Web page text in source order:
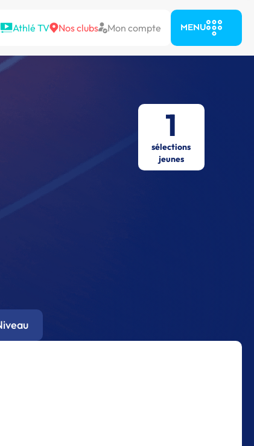
Athlé TV Nos clubs Mon compte MENU
1
sélections
jeunes